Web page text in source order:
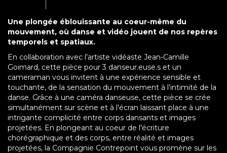
Une plongée éblouissante au coeur-même du
mouvement, où danse et vidéo jouent de nos repères
temporels et spatiaux.
En collaboration avec l’artiste vidéaste Jean-Camille
Goimard, cette pièce pour 3 danseur.euse.s et un
cameraman vous invitent à une expérience sensible et
touchante, de la sensation du mouvement à l’intimité de la
danse. Grâce à une caméra danseuse, cette pièce se crée
simultanément sur scène et à l'écran laissant place à une
intrigante complicité entre corps dansants et images
projetées. En plongeant au coeur de l'écriture
chorégraphique et des corps, entre réalité et images
projetées, la Compagnie Contrepoint vous promène sur les